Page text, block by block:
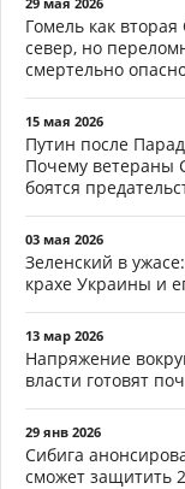
Гомель как
север, но
смертельно
15 мая 2026
Путин после
Почему ветераны
боятся
03 мая 2026
Зеленский в
крахе Украины и
13 мар 2026
Напряжение
власти готовят
29 янв 2026
Сибига
сможет защитить